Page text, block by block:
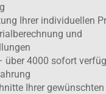
Ihrer individuellen
und
über 4000 sofort
Ihrer gewünschten